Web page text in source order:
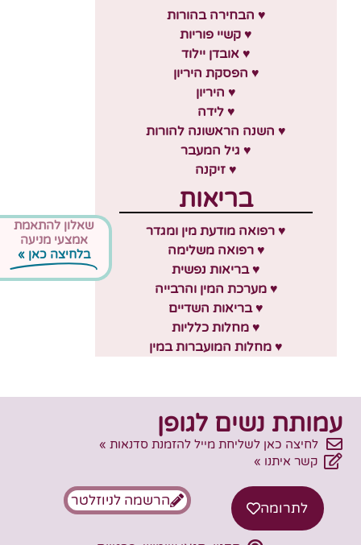
♥ הבחירה בהורות
♥ קשיי פוריות
♥ אובדן יילוד
♥ הפסקת היריון
♥ היריון
♥ לידה
♥ השנה הראשונה להורות
♥ גיל המעבר
♥ זיקנה
בריאות
♥ רפואה מודעת מין ומגדר
♥ רפואה משלימה
♥ בריאות נפשית
♥ מערכת המין והרבייה
♥ בריאות השדיים
♥ מחלות כלליות
♥ מחלות המועברות במין
עמותת נשים לגופן
לחיצה כאן לשליחת מייל להזמנת סדנאות »
קשר איתנו »
לתרומה הרשמה לניוזלטר
שאלון להתאמת
אמצעי מניעה
בלחיצה כאן »